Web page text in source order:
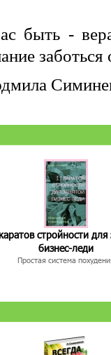
быть -
заботься
стройности для
бизнес-леди
Простая система